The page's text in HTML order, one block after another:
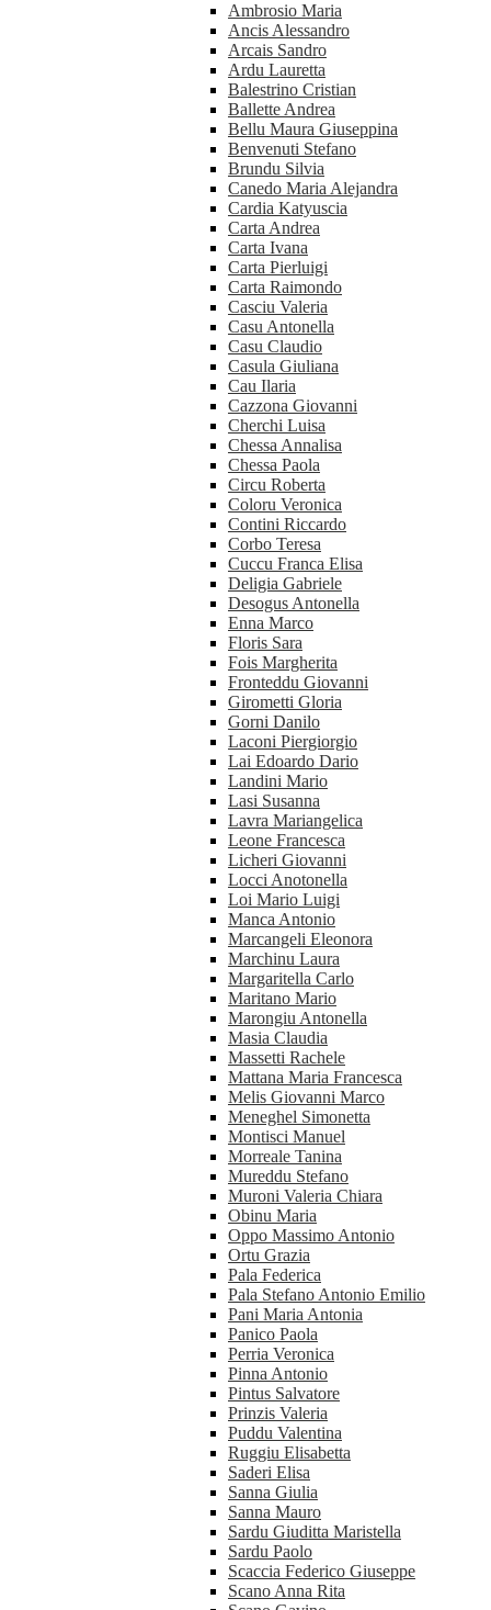
Ambrosio Maria
Ancis Alessandro
Arcais Sandro
Ardu Lauretta
Balestrino Cristian
Ballette Andrea
Bellu Maura Giuseppina
Benvenuti Stefano
Brundu Silvia
Canedo Maria Alejandra
Cardia Katyuscia
Carta Andrea
Carta Ivana
Carta Pierluigi
Carta Raimondo
Casciu Valeria
Casu Antonella
Casu Claudio
Casula Giuliana
Cau Ilaria
Cazzona Giovanni
Cherchi Luisa
Chessa Annalisa
Chessa Paola
Circu Roberta
Coloru Veronica
Contini Riccardo
Corbo Teresa
Cuccu Franca Elisa
Deligia Gabriele
Desogus Antonella
Enna Marco
Floris Sara
Fois Margherita
Fronteddu Giovanni
Girometti Gloria
Gorni Danilo
Laconi Piergiorgio
Lai Edoardo Dario
Landini Mario
Lasi Susanna
Lavra Mariangelica
Leone Francesca
Licheri Giovanni
Locci Anotonella
Loi Mario Luigi
Manca Antonio
Marcangeli Eleonora
Marchinu Laura
Margaritella Carlo
Maritano Mario
Marongiu Antonella
Masia Claudia
Massetti Rachele
Mattana Maria Francesca
Melis Giovanni Marco
Meneghel Simonetta
Montisci Manuel
Morreale Tanina
Mureddu Stefano
Muroni Valeria Chiara
Obinu Maria
Oppo Massimo Antonio
Ortu Grazia
Pala Federica
Pala Stefano Antonio Emilio
Pani Maria Antonia
Panico Paola
Perria Veronica
Pinna Antonio
Pintus Salvatore
Prinzis Valeria
Puddu Valentina
Ruggiu Elisabetta
Saderi Elisa
Sanna Giulia
Sanna Mauro
Sardu Giuditta Maristella
Sardu Paolo
Scaccia Federico Giuseppe
Scano Anna Rita